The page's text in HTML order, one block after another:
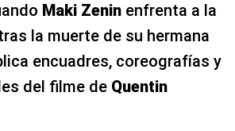
Maki Zenin enfrenta a la
la muerte de su hermana
encuadres, coreografías y
del filme de Quentin